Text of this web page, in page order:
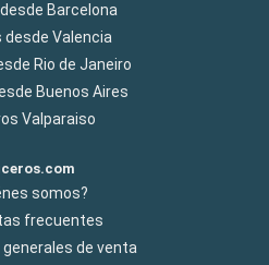
Barcelona
desde Valencia
Rio de Janeiro
Buenos Aires
Valparaiso
somos?
frecuentes
de venta